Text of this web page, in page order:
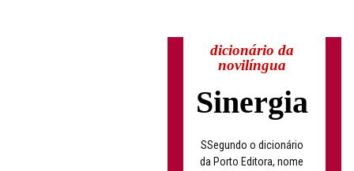
dicionário da
novilíngua
Sinergia
SSegundo o dicionário
da Porto Editora, nome